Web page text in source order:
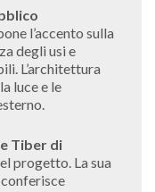
l’accento sulla
degli usi e
L’architettura
luce e le
Tiber di
progetto. La sua
conferisce